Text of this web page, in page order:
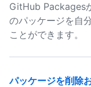
GitHub Packages
のパッケージを自
ことができます。
パッケージを削除